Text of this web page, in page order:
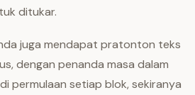
ditukar.
juga mendapat pratonton teks
dengan penanda masa dalam
permulaan setiap blok, sekiranya